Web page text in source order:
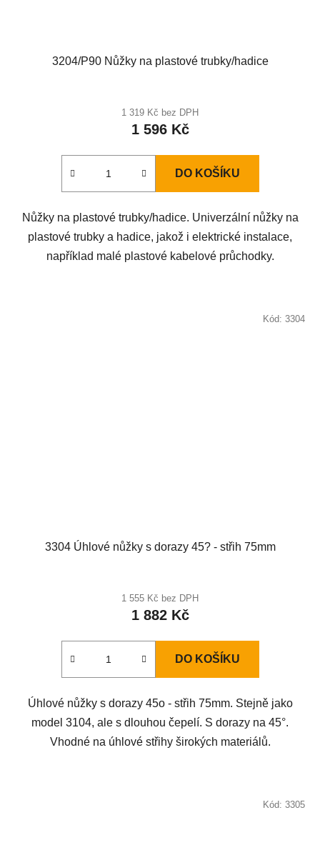
3204/P90 Nůžky na plastové trubky/hadice
1 319 Kč bez DPH
1 596 Kč
DO KOŠÍKU
Nůžky na plastové trubky/hadice. Univerzální nůžky na
plastové trubky a hadice, jakož i elektrické instalace,
například malé plastové kabelové průchodky.
3304 Úhlové nůžky s dorazy 45? - střih 75mm
1 555 Kč bez DPH
1 882 Kč
DO KOŠÍKU
Úhlové nůžky s dorazy 45o - střih 75mm. Stejně jako
model 3104, ale s dlouhou čepelí. S dorazy na 45°.
Vhodné na úhlové střihy širokých materiálů.
Kód: 3304
Kód: 3305